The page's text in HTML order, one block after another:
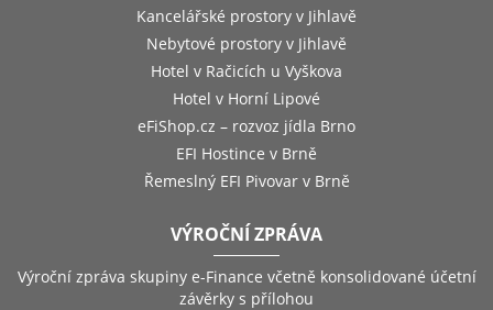
Kancelářské prostory v Jihlavě
Nebytové prostory v Jihlavě
Hotel v Račicích u Vyškova
Hotel v Horní Lipové
eFiShop.cz – rozvoz jídla Brno
EFI Hostince v Brně
Řemeslný EFI Pivovar v Brně
VÝROČNÍ ZPRÁVA
Výroční zpráva skupiny e-Finance včetně konsolidované účetní
závěrky s přílohou